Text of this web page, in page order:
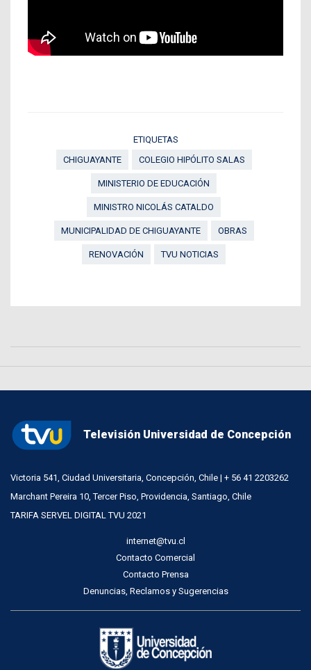
ETIQUETAS
CHIGUAYANTE
COLEGIO HIPÓLITO SALAS
MINISTERIO DE EDUCACIÓN
MINISTRO NICOLÁS CATALDO
MUNICIPALIDAD DE CHIGUAYANTE OBRAS
RENOVACIÓN TVU NOTICIAS
Televisión Universidad de Concepción
Victoria 541, Ciudad Universitaria, Concepción, Chile | + 56 41 2203262
Marchant Pereira 10, Tercer Piso, Providencia, Santiago, Chile
TARIFA SERVEL DIGITAL TVU 2021
internet@tvu.cl
Contacto Comercial
Contacto Prensa
Denuncias, Reclamos y Sugerencias